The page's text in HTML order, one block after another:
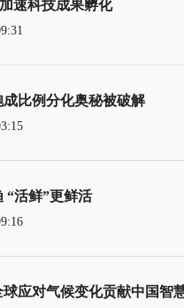
速科技成果孵化
成比例分化奥秘被破解
“活鲜”更鲜活
球应对气候变化贡献中国智